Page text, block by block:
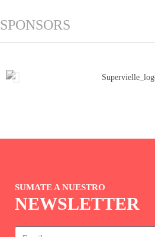
SPONSORS
SUMATE A NUESTRO
NEWSLETTER